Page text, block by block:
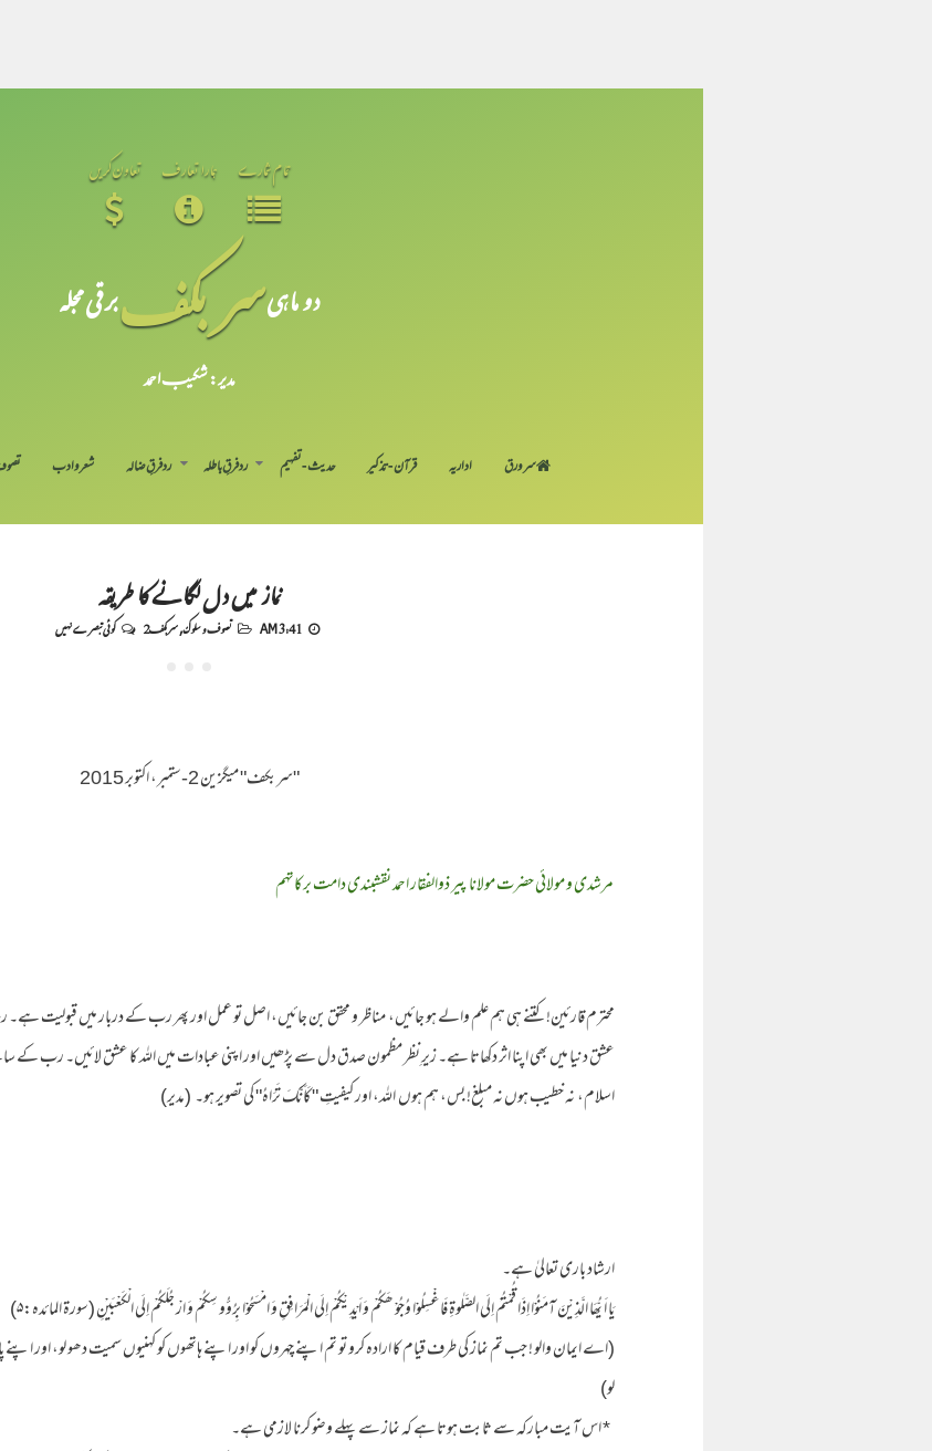
تمام شمارے ہمارا تعارف تعاون کریں
دو ماہیسر بکفبرقی مجلہ
مدیر: شکیبـ احمد
سر ورق اداریہ قرآن-تذکیر حدیث-تفہیم رد فرقِ باطلہ رد فرقِ ضالہ شعر و ادب
نماز میں دل لگانے کا طریقہ
3:41 AM تصوف و سلوک,سربکف2 کوئی تبصرے نہیں
"سربکف" میگزین 2-ستمبر، اکتوبر 2015
مرشدی و مولائی حضرت مولانا پیر ذوالفقار احمد نقشبندی دامت برکاتہم
محترم قارئین! کتنے ہی ہم علم والے ہو جائیں، مناظر و محقق بن جائیں، اصل تو عمل اور پھر رب کے دربار میں قبولیت
عشق دنیا میں بھی اپنا اثر دکھاتا ہے۔ زیرِ نظر مظمون صدق دل سے پڑھیں اور اپنی عبادات میں اللہ کا عشق لائیں۔ رب
اسلام، نہ خطیب ہوں نہ مبلغ! بس، ہم ہوں اللہ، اور کیفیتِ "کَاَنَّکَ تَرَاہُ" کی تصویر ہو۔ (مدیر)
ارشاد باری تعالیٰ ہے۔
یَا اَ یُّھَا الَّذِیْنَ آمَنُوْا اِذَا قُمْتُمْ اِلَی الصَّلٰوۃِ فَاغْسِلُوْا وُجُوْ ھَکُمْ وَ اَیْدِیْکُمْ اِلَی الْمَرَافِقِ وَ امْسَحُوْا بِرُؤُو سِکُمْ وَ ارْ جُلَکُمْ اِلَی الْکَعْبَیْنِ (سورۃ المائدہ:۵)
(اے ایمان والو ! جب تم نماز کی طرف قیام کا ارادہ کرو تو تم اپنے چہروں کو اور اپنے ہاتھوں کو کہنیوں سمیت دھو لو، اور
لو)
* اس آیت مبارکہ سے ثابت ہوتا ہے کہ نماز سے پہلے وضو کرنا لازمی ہے۔